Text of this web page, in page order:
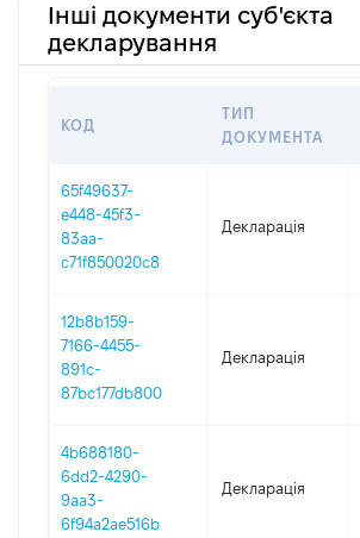
Інші документи суб'єкта
декларування
КОД
ТИП
ДОКУМЕНТА
65f49637-
e448-45f3-
83aa-
c71f850020c8
Декларація
12b8b159-
7166-4455-
891c-
87bc177db800
Декларація
4b688180-
6dd2-4290-
9aa3-
6f94a2ae516b
Декларація